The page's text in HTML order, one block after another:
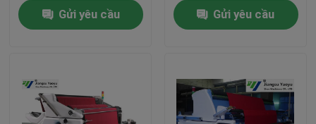
Các sản phẩm
Gửi yêu cầu
Gửi yêu cầu